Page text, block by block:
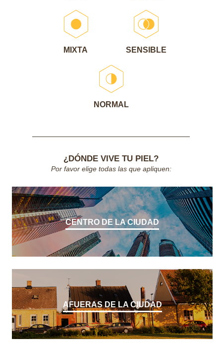
MIXTA SENSIBLE
NORMAL
¿DÓNDE VIVE TU PIEL?
Por favor elige todas las que apliquen:
CENTRO DE LA CIUDAD
AFUERAS DE LA CIUDAD